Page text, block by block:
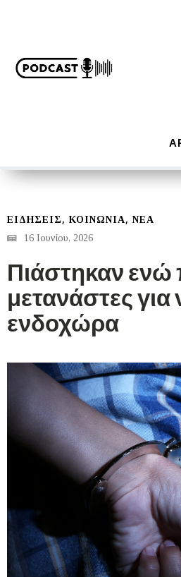
ΕΙΔΗΣΕΙΣ ,ΚΟΙΝΩΝΙΑ, ΝΕΑ
16 Ιουνίου, 2026
Πιάστηκαν ενώ
μετανάστες
ενδοχώρα